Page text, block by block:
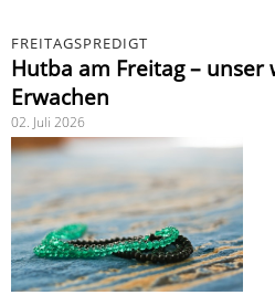
FREITAGSPREDIGT
Hutba am Freitag – unser
Erwachen
02. Juli 2026